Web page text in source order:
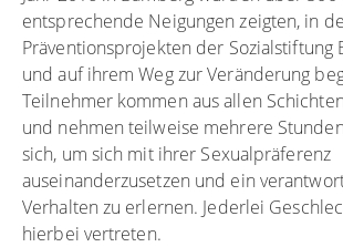
entsprechende Neigungen zeigten, in
Präventionsprojekten der Sozialstiftung
und auf ihrem Weg zur Veränderung
Teilnehmer kommen aus allen
und nehmen teilweise mehrere
sich, um sich mit ihrer Sexualpräferenz
auseinanderzusetzen und ein
Verhalten zu erlernen. Jederlei
hierbei vertreten.